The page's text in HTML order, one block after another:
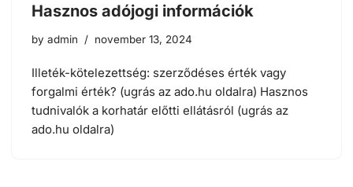
Hasznos adójogi információk
by admin november 13, 2024
Illeték-kötelezettség: szerződéses érték vagy
forgalmi érték? (ugrás az ado.hu oldalra) Hasznos
tudnivalók a korhatár előtti ellátásról (ugrás az
ado.hu oldalra)